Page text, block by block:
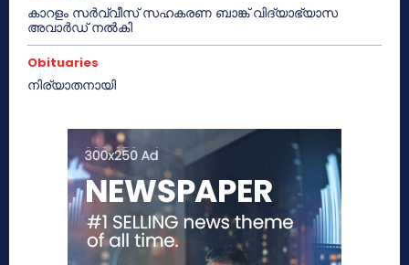
കാറളം സർവ്വീസ് സഹകരണ ബാങ്ക് വിദ്യാഭ്യാസ
അവാർഡ് നൽകി
Obituaries
നിര്യാതനായി